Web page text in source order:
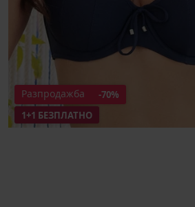
Разпродажба
-70%
1+1 БЕЗПЛАТНО